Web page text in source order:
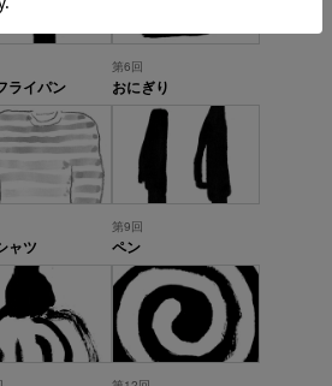
ライパン
第6回
おにぎり
ャツ
第9回
ペン